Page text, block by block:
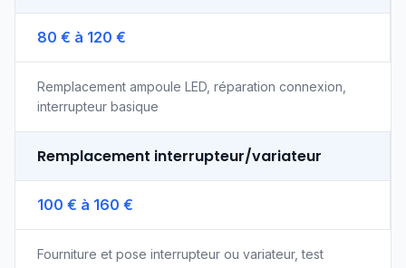
80 € à 120 €
Remplacement ampoule LED, réparation connexion,
interrupteur basique
Remplacement interrupteur/variateur
100 € à 160 €
Fourniture et pose interrupteur ou variateur, test